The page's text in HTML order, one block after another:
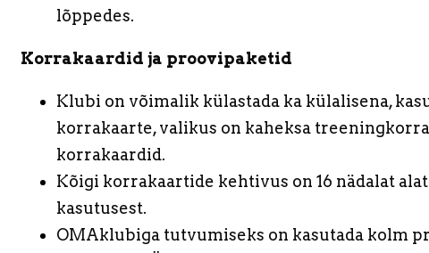
lõppedes.
Korrakaardid ja proovipaketid
Klubi on võimalik külastada ka külalisena,
korrakaarte, valikus on kaheksa
korrakaardid.
Kõigi korrakaartide kehtivus on 16 nädalat
kasutusest.
OMAklubiga tutvumiseks on kasutada kolm